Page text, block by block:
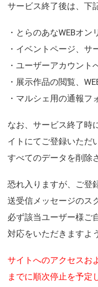
サービス終了後は、下
・とらのあなWEBオ
・イベントページ、サ
・ユーザーアカウント
・展示作品の閲覧、
・マルシェ用の通報フ
なお、サービス終了時
イトにてご登録いただ
すべてのデータを削除
恐れ入りますが、ご登
送受信メッセージのス
必ず該当ユーザー様ご
対応をいただきますよ
サイトへのアクセスお
までに順次停止を予定